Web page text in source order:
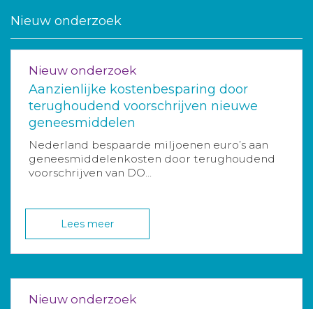
Nieuw onderzoek
Nieuw onderzoek
Aanzienlijke kostenbesparing door
terughoudend voorschrijven nieuwe
geneesmiddelen
Nederland bespaarde miljoenen euro’s aan
geneesmiddelenkosten door terughoudend
voorschrijven van DO...
Lees meer
Nieuw onderzoek